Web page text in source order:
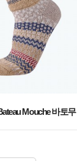
Mouche 바토무